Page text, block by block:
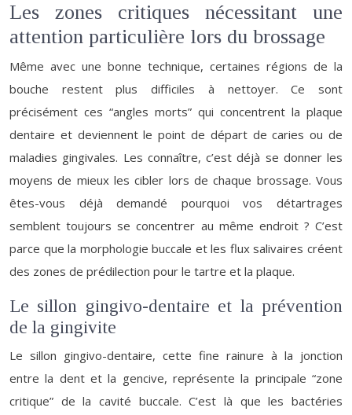
Les zones critiques nécessitant une
attention particulière lors du brossage
Même avec une bonne technique, certaines régions de la
bouche restent plus difficiles à nettoyer. Ce sont
précisément ces “angles morts” qui concentrent la plaque
dentaire et deviennent le point de départ de caries ou de
maladies gingivales. Les connaître, c’est déjà se donner les
moyens de mieux les cibler lors de chaque brossage. Vous
êtes-vous déjà demandé pourquoi vos détartrages
semblent toujours se concentrer au même endroit ? C’est
parce que la morphologie buccale et les flux salivaires créent
des zones de prédilection pour le tartre et la plaque.
Le sillon gingivo-dentaire et la prévention
de la gingivite
Le sillon gingivo-dentaire, cette fine rainure à la jonction
entre la dent et la gencive, représente la principale “zone
critique” de la cavité buccale. C’est là que les bactéries